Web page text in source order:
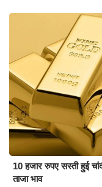
10 हजार रुपए सस्ती हुई
ताजा भाव